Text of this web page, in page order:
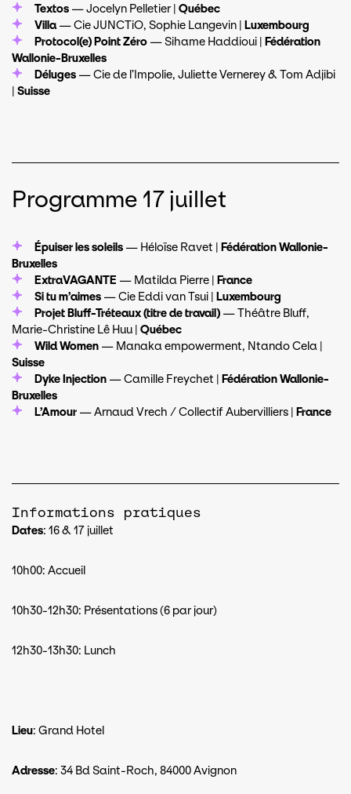
Textos — Jocelyn Pelletier | Québec
Villa— Cie JUNCTiO, Sophie Langevin |
Luxembourg
Protocol(e) Point Zéro —Sihame Haddioui |
Fédération
Wallonie-Bruxelles
Déluges — Cie de l’Impolie, Juliette Vernerey & Tom Adjibi
Suisse
Programme 17 juillet
Épuiser les soleils — Héloïse Ravet |
Fédération Wallonie-
Bruxelles
ExtraVAGANTE — Matilda Pierre |
France
Si tu m’aimes — Cie Eddi van Tsui |
Luxembourg
Projet Bluff-Tréteaux (titre de travail) — Théâtre Bluff,
Marie-Christine Lê Huu | Québec
Wild Women — Manaka empowerment, Ntando Cela |
Suisse
Dyke Injection —Camille Freychet |
Fédération Wallonie-
Bruxelles
L’Amour — Arnaud Vrech / Collectif Aubervilliers | France
Informations pratiques
Dates: 16 & 17 juillet
10h00: Accueil
10h30-12h30: Présentations (6 par jour)
12h30-13h30: Lunch
Lieu: Grand Hotel
Adresse: 34 Bd Saint-Roch, 84000 Avignon